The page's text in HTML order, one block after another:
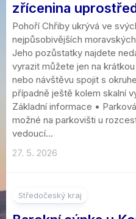
zřícenina
Pohoří Chřiby ukrývá ve
nejpůsobivějších
Jeho pozůstatky najdete
vyrazit můžete jen na
nebo návštěvu spojit s
případně ještě kolem skalní
Základní informace •
možné na parkovišti u
vedoucí...
27. 5. 2026
Středočeský kraj